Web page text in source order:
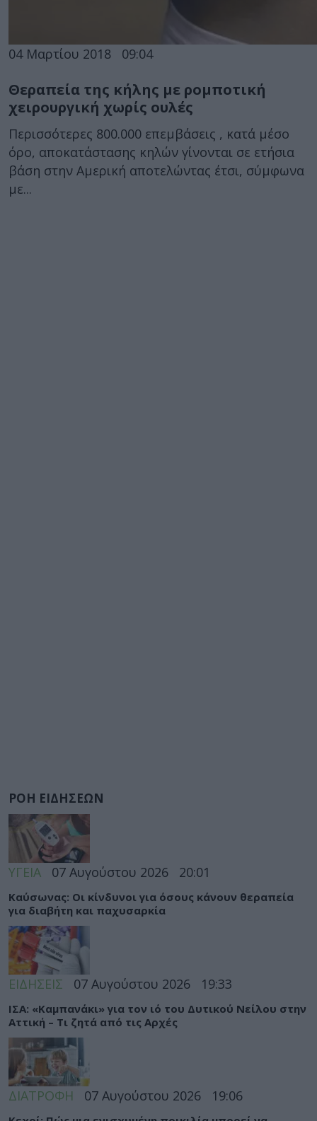
04 Μαρτίου 2018 09:04
Θεραπεία της κήλης με ρομποτική
χειρουργική χωρίς ουλές
Περισσότερες 800.000 επεμβάσεις , κατά μέσο
όρο, αποκατάστασης κηλών γίνονται σε ετήσια
βάση στην Αμερική αποτελώντας έτσι, σύμφωνα
με...
ΡΟΗ ΕΙΔΗΣΕΩΝ
ΥΓΕΙΑ 07 Αυγούστου 2026 20:01
Καύσωνας: Οι κίνδυνοι για όσους κάνουν θεραπεία
για διαβήτη και παχυσαρκία
ΕΙΔΗΣΕΙΣ 07 Αυγούστου 2026 19:33
ΙΣΑ: «Καμπανάκι» για τον ιό του Δυτικού Νείλου στην
Αττική – Τι ζητά από τις Αρχές
ΔΙΑΤΡΟΦΗ 07 Αυγούστου 2026 19:06